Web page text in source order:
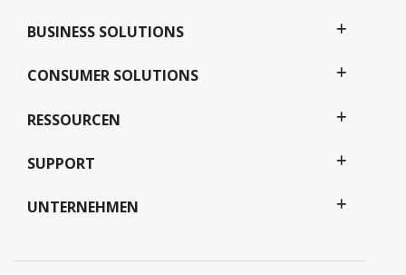
BUSINESS SOLUTIONS
CONSUMER SOLUTIONS
RESSOURCEN
SUPPORT
UNTERNEHMEN